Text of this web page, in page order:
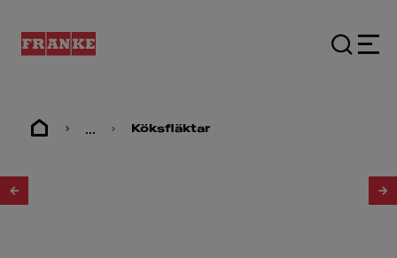
... Köksfläktar